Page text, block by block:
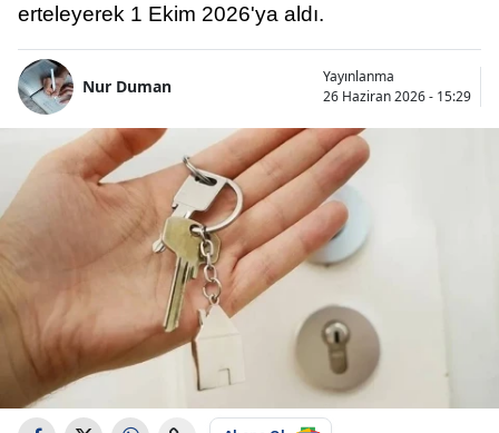
erteleyerek 1 Ekim 2026'ya aldı.
Nur Duman
Yayınlanma
26 Haziran 2026 - 15:29